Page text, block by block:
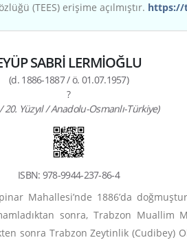
(TEES) erişime açılmıştır. https://
SABRİ LERMİOĞLU
(d. 1886-1887 / ö. 01.07.1957)
?
/ 20. Yüzyıl / Anadolu-Osmanlı-Türkiye)
ISBN: 978-9944-237-86-4
Mahallesi’nde 1886’da
sonra, Trabzon
sonra Trabzon Zeytinlik (Cudibey)